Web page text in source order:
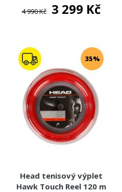
4 990 Kč 3 299 Kč
35%
Head tenisový výplet
Hawk Touch Reel 120 m